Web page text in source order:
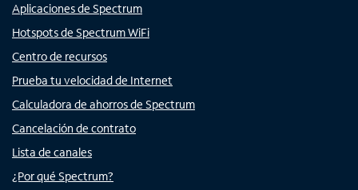
Aplicaciones de Spectrum
Hotspots de Spectrum WiFi
Centro de recursos
Prueba tu velocidad de Internet
Calculadora de ahorros de Spectrum
Cancelación de contrato
Lista de canales
¿Por qué Spectrum?